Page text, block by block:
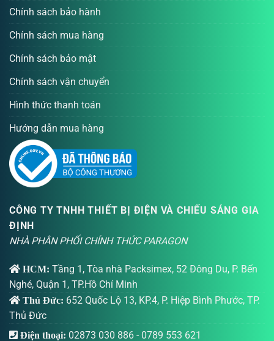
Chính sách bảo hành
Chính sách mua hàng
Chính sách bảo mật
Chính sách vận chuyển
Hình thức thanh toán
Hướng dẫn mua hàng
CÔNG TY TNHH THIẾT BỊ ĐIỆN VÀ CHIẾU SÁNG GIA
ĐỊNH
NHÀ PHÂN PHỐI CHÍNH THỨC PARAGON
HCM: Tầng 1, Tòa nhà Packsimex, 52 Đông Du, P. Bến
Nghé, Quận 1, TP.Hồ Chí Minh
Thủ Đức: 652 Quốc Lộ 13, KP.4, P. Hiệp Bình Phước, TP.
Thủ Đức
Điện thoại: 02873 030 886 - 0789 553 621